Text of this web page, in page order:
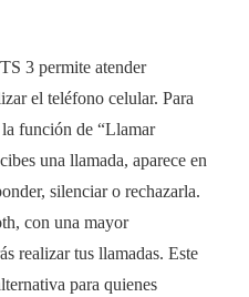
3 permite atender
el teléfono celular. Para
función de “Llamar
una llamada, aparece en
silenciar o rechazarla.
con una mayor
realizar tus llamadas. Este
para quienes